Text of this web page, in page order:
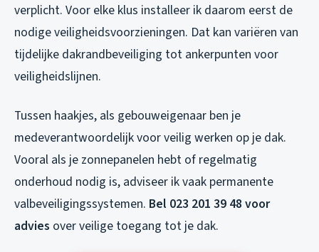
verplicht. Voor elke klus installeer ik daarom eerst de
nodige veiligheidsvoorzieningen. Dat kan variëren van
tijdelijke dakrandbeveiliging tot ankerpunten voor
veiligheidslijnen.
Tussen haakjes, als gebouweigenaar ben je
medeverantwoordelijk voor veilig werken op je dak.
Vooral als je zonnepanelen hebt of regelmatig
onderhoud nodig is, adviseer ik vaak permanente
valbeveiligingssystemen. Bel 023 201 39 48 voor
advies over veilige toegang tot je dak.